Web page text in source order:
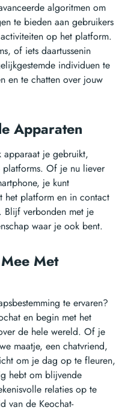
algoritmen om
te bieden aan gebruikers
op het platform.
of iets daartussenin
individuen te
en te chatten over jouw
Apparaten
je gebruikt,
Of je nu liever
je kunt
het platform en in contact
Blijf verbonden met je
waar je ook bent.
Met
te ervaren?
en begin met het
de hele wereld. Of je
maatje, een chatvriend,
om je dag op te fleuren,
hebt om blijvende
relaties op te
van de Keochat-